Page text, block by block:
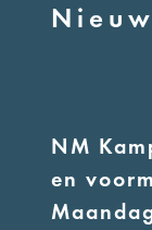
NM
en